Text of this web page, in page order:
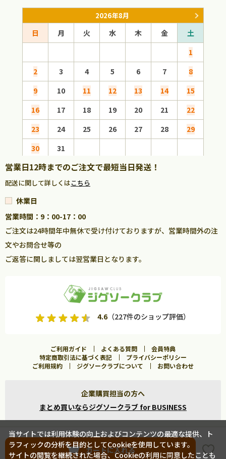
カートに入れる
2026年8月
日 月 火 水 木 金
土
1
2
3 4 5 6 7
8
9
10 11 12 13 14
15
16
17 18 19 20 21
22
23
24 25 26 27 28
29
30
31
営業日12時までのご注文で最短当日発送！
配送に関して詳しくはこちら
休業日
営業時間：9：00-17：00
ご注文は24時間年中無休で受け付けておりますが、営業時間外の注
文やお問合せ等の
ご返答に関しましては翌営業日となります。
4.6（227件のショップ評価）
ご利用ガイド よくある質問
会員特典
特定商取引法に基づく表記
プライバシーポリシー
ご利用規約
ジグソークラブについて お問い合わせ
企業購買担当の方へ
まとめ買いならジグソークラブ for BUSINESS
Copyright ©2026 Jigsawclub. All Rights Reserved.
当サイトでは利用体験の向上およびコンテンツの最適な提供、ト
ラフィックの分析を目的としてCookieを使用しています。
サイトの閲覧を継続された場合、Cookieの利用に同意したことも